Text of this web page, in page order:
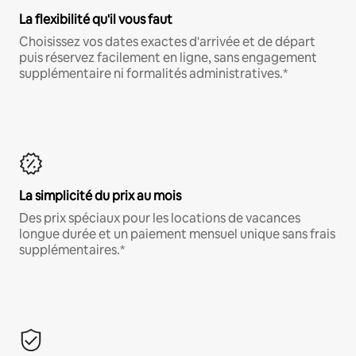
La flexibilité qu'il vous faut
Choisissez vos dates exactes d'arrivée et de départ
puis réservez facilement en ligne, sans engagement
supplémentaire ni formalités administratives.*
La simplicité du prix au mois
Des prix spéciaux pour les locations de vacances
longue durée et un paiement mensuel unique sans frais
supplémentaires.*